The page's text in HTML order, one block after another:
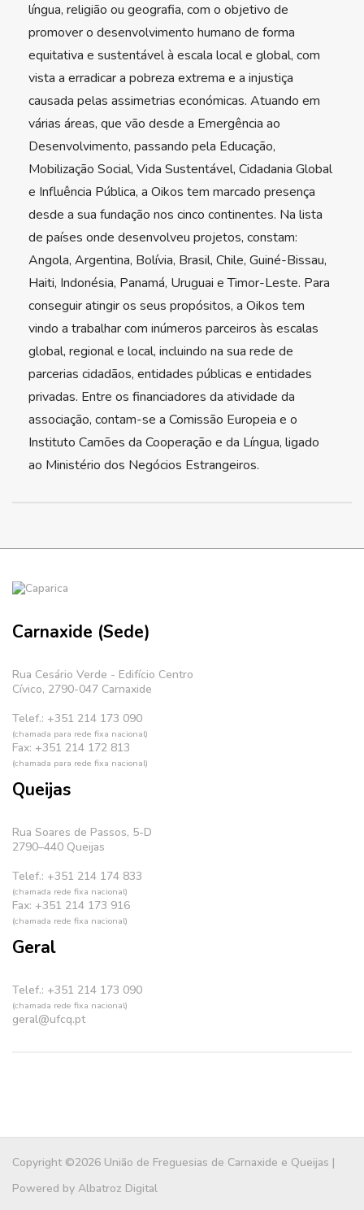
língua, religião ou geografia, com o objetivo de
promover o desenvolvimento humano de forma
equitativa e sustentável à escala local e global, com
vista a erradicar a pobreza extrema e a injustiça
causada pelas assimetrias económicas. Atuando em
várias áreas, que vão desde a Emergência ao
Desenvolvimento, passando pela Educação,
Mobilização Social, Vida Sustentável, Cidadania Global
e Influência Pública, a Oikos tem marcado presença
desde a sua fundação nos cinco continentes. Na lista
de países onde desenvolveu projetos, constam:
Angola, Argentina, Bolívia, Brasil, Chile, Guiné-Bissau,
Haiti, Indonésia, Panamá, Uruguai e Timor-Leste. Para
conseguir atingir os seus propósitos, a Oikos tem
vindo a trabalhar com inúmeros parceiros às escalas
global, regional e local, incluindo na sua rede de
parcerias cidadãos, entidades públicas e entidades
privadas. Entre os financiadores da atividade da
associação, contam-se a Comissão Europeia e o
Instituto Camões da Cooperação e da Língua, ligado
ao Ministério dos Negócios Estrangeiros.
Carnaxide (Sede)
Rua Cesário Verde - Edifício Centro
Cívico, 2790-047 Carnaxide
Telef.: +351 214 173 090
(chamada para rede fixa nacional)
Fax: +351 214 172 813
(chamada para rede fixa nacional)
Queijas
Rua Soares de Passos, 5-D
2790–440 Queijas
Telef.: +351 214 174 833
(chamada rede fixa nacional)
Fax: +351 214 173 916
(chamada rede fixa nacional)
Geral
Telef.: +351 214 173 090
(chamada rede fixa nacional)
geral@ufcq.pt
Copyright ©2026 União de Freguesias de Carnaxide e Queijas |
Powered by Albatroz Digital